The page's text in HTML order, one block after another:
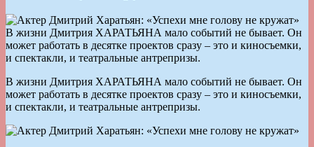
В жизни Дмитрия ХАРАТЬЯНА мало событий не бывает. Он
может работать в десятке проектов сразу – это и киносъемки,
и спектакли, и театральные антрепризы.
В жизни Дмитрия ХАРАТЬЯНА мало событий не бывает. Он
может работать в десятке проектов сразу – это и киносъемки,
и спектакли, и театральные антрепризы.